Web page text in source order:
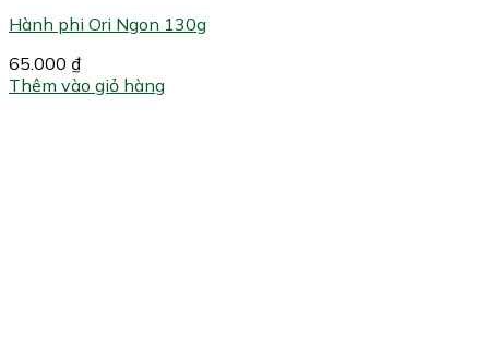
Hành phi Ori Ngon 130g
65.000 ₫
Thêm vào giỏ hàng